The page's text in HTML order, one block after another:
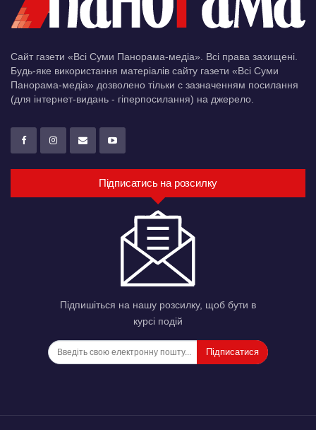
Сайт газети «Всі Суми Панорама-медіа». Всі права захищені.
Будь-яке використання матеріалів сайту газети «Всі Суми
Панорама-медіа» дозволено тільки c зазначенням посилання
(для інтернет-видань - гіперпосилання) на джерело.
Підписатись на розсилку
Підпишіться на нашу розсилку, щоб бути в
курсі подій
Підписатися